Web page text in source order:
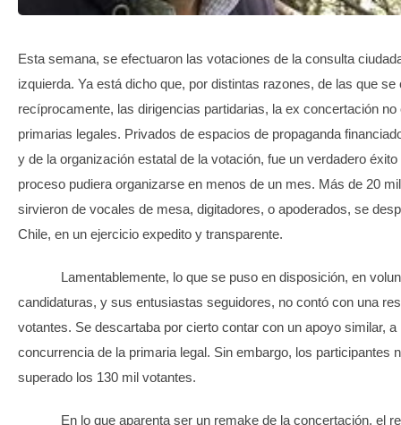
Esta semana, se efectuaron las votaciones de la consulta
izquierda. Ya está dicho que, por distintas razones, de las que se
recíprocamente, las dirigencias partidarias, la ex concertación
primarias legales. Privados de espacios de propaganda
y de la organización estatal de la votación, fue un verdadero
proceso pudiera organizarse en menos de un mes. Más de 20
sirvieron de vocales de mesa, digitadores, o apoderados, se
Chile, en un ejercicio expedito y transparente.
Lamentablemente, lo que se puso en disposición, en
candidaturas, y sus entusiastas seguidores, no contó con una
votantes. Se descartaba por cierto contar con un apoyo similar, a
concurrencia de la primaria legal. Sin embargo, los participantes
superado los 130 mil votantes.
En lo que aparenta ser un remake de la concertación, el